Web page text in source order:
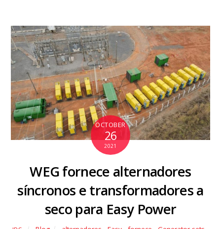
OCTOBER
26
2021
WEG fornece alternadores
síncronos e transformadores a
seco para Easy Power